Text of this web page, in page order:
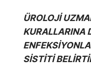
ÜROLOJİ
KURALLARINA
SİSTİTİ